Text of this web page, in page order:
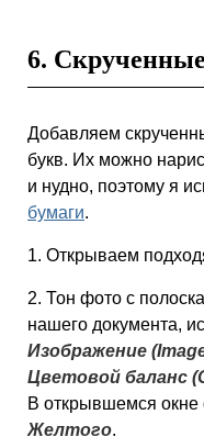
6.
Добавляем
букв. Их можно
и нудно, поэтому я
бумаги.
1. Открываем
2. Тон фото с
нашего документа,
Изображение
Цветовой баланс
В открывшемся окне
Желтого.